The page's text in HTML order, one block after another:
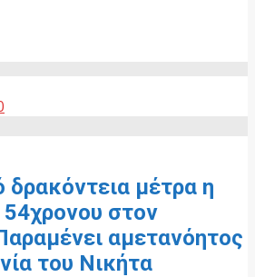
δρακόντεια μέτρα η
στον
αμετανόητος
του Νικήτα